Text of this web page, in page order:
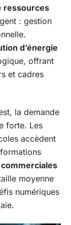
ressources
: gestion
d’énergie
offrant
et cadres
la demande
forte. Les
accèdent
moyenne
numériques